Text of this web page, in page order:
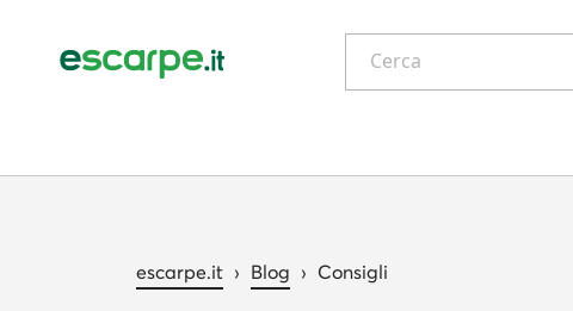
Cerca
escarpe.it › Blog › Consigli